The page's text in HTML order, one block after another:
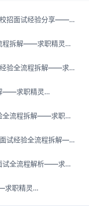
招面试经验分享——求
程拆解——求职精灵
验全流程拆解——求职
——求职精灵
全流程拆解——求职精
试经验全流程拆解——
试全流程解析——求职
求职精灵